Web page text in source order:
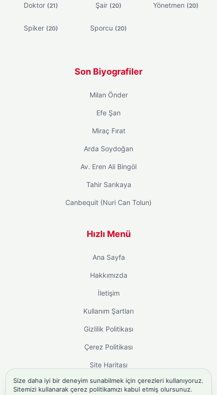
Doktor (21) Şair (20) Yönetmen (20)
Spiker (20) Sporcu (20)
Son Biyografiler
Milan Önder
Efe Şan
Miraç Fırat
Arda Soydoğan
Av. Eren Ali Bingöl
Tahir Sarıkaya
Canbequit (Nuri Can Tolun)
Hızlı Menü
Ana Sayfa
Hakkımızda
İletişim
Kullanım Şartları
Gizlilik Politikası
Çerez Politikası
Site Haritası
Size daha iyi bir deneyim sunabilmek için çerezleri kullanıyoruz.
Sitemizi kullanarak çerez politikamızı kabul etmiş olursunuz.